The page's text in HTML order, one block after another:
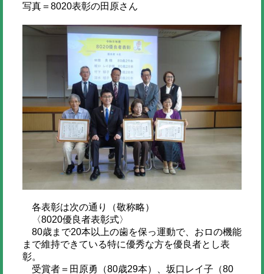
写真＝8020表彰の田原さん
各表彰は次の通り（敬称略）
〈8020優良者表彰式〉
80歳まで20本以上の歯を保っ運動で、おロの機能
まで維持できている特に優秀な方を優良者とし表
彰。
受賞者＝田原勇（80歳29本）、坂口レイ子（80